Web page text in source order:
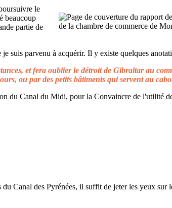
le
beaucoup
partie de
suis parvenu à acquérir. Il y existe quelques
et fera oublier le détroit de Gibraltar au
ou par des petits bâtiments qui servent au
du Canal du Midi, pour la Convaincre de l'utilité
Canal des Pyrénées, il suffit de jeter les yeux